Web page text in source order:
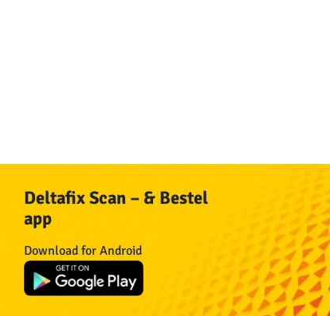
Deltafix Scan – & Bestel
app
Download for Android